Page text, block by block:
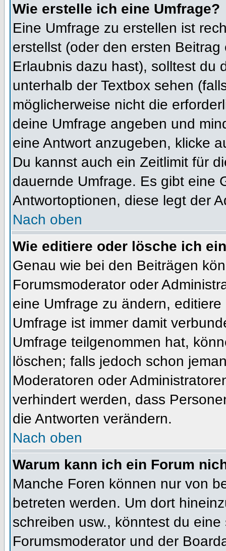
Wie erstelle ich eine Umfrage?
Eine Umfrage zu erstellen ist
erstellst (oder den ersten
Erlaubnis dazu hast), solltest du
unterhalb der Textbox sehen
möglicherweise nicht die
deine Umfrage angeben und
eine Antwort anzugeben, klicke
Du kannst auch ein Zeitlimit für
dauernde Umfrage. Es gibt eine
Antwortoptionen, diese legt der
Nach oben
Wie editiere oder lösche ich
Genau wie bei den Beiträgen
Forumsmoderator oder
eine Umfrage zu ändern,
Umfrage ist immer damit
Umfrage teilgenommen hat,
löschen; falls jedoch schon
Moderatoren oder
verhindert werden, dass
die Antworten verändern.
Nach oben
Warum kann ich ein Forum
Manche Foren können nur von
betreten werden. Um dort
schreiben usw., könntest du
Forumsmoderator und der